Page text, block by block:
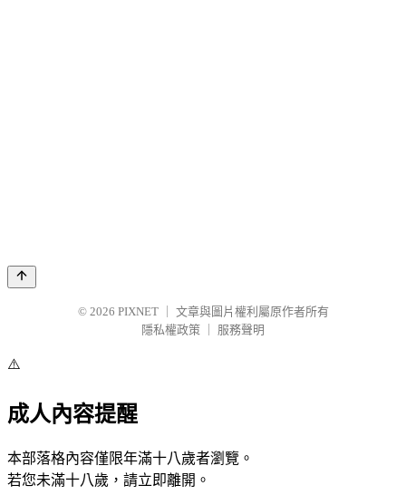
© 2026 PIXNET
文章與圖片權利屬原作者所有
隱私權政策
服務聲明
⚠️
成人內容提醒
本部落格內容僅限年滿十八歲者瀏覽。
若您未滿十八歲，請立即離開。